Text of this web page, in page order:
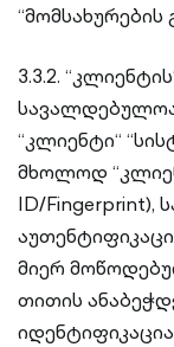
“მომსახურების
3.3.2.
სავალდებულოა
“კლიენტი“
მხოლოდ
ID/Fingerprint),
მიერ
თითის